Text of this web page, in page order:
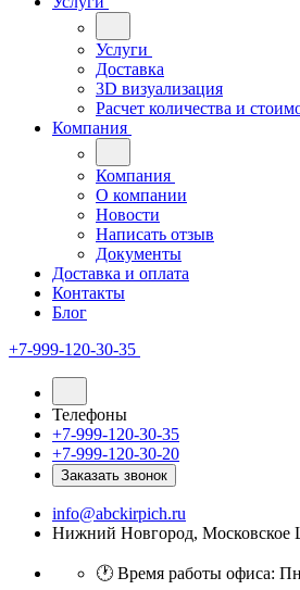
Услуги
Доставка
3D визуализация
Расчет количества и
Компания
Компания
О компании
Новости
Написать отзыв
Документы
Доставка и оплата
Контакты
Блог
+7-999-120-30-35
Телефоны
+7-999-120-30-35
+7-999-120-30-20
Заказать звонок
info@abckirpich.ru
Нижний Новгород, Московское
🕐 Время работы офиса: